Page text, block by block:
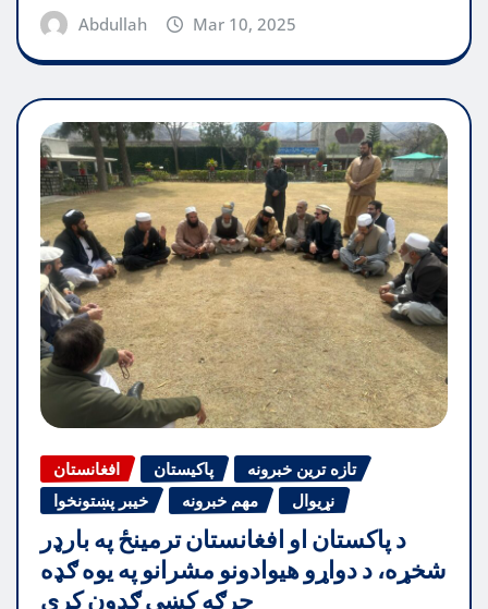
Abdullah Mar 10, 2025
افغانستان پاکیستان
تازه ترین خبرونه
خیبر پښتونخوا
مهم خبرونه نړیوال
د پاکستان او افغانستان ترمینځ په بارډر
شخړه، د دواړو هیوادونو مشرانو په یوه ګډه
جرګه کښې ګډون کړې